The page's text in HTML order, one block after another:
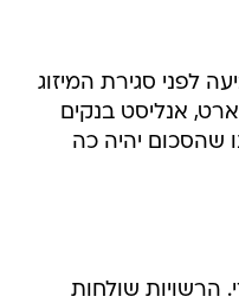
לפני סגירת המיזוג
אנליסט בנקים
שהסכום יהיה כה
הרשויות שולחות